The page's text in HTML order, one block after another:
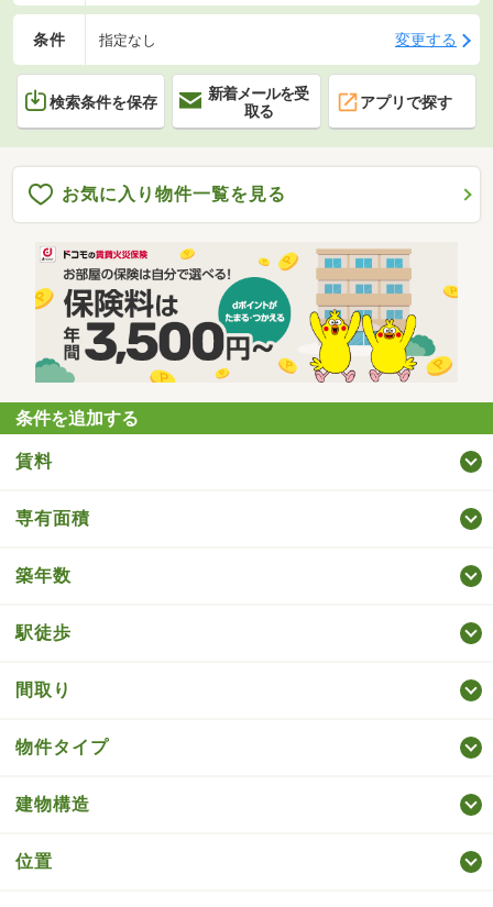
条件 指定なし 変更する
検索条件を保存
新着メールを受
取る
アプリで探す
お気に入り物件一覧を見る
条件を追加する
賃料
専有面積
築年数
駅徒歩
間取り
物件タイプ
建物構造
位置